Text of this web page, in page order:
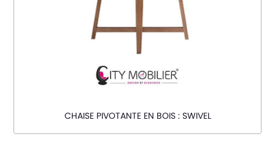
CHAISE PIVOTANTE EN BOIS : SWIVEL